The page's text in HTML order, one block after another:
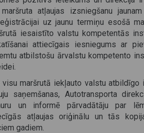
atļaujas izsniegšanu
uz jaunu termiņu esošā
iesaistīto valstu kompetentās
attiecīgais iesniegums ar
atbilstošu ārvalstu kompetento
visu maršrutā iekļauto valstu
saņemšanas, Autotransporta
un informē pārvadātāju par
atļaujas oriģinālu un tās
gadiem.